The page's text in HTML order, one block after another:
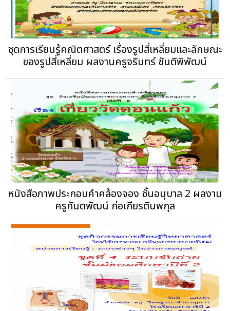
ชุดการเรียนรู้คณิตศาสตร์ เรื่องรูปสี่เหลี่ยมและลักษณะ
ของรูปสี่เหลี่ยม ผลงานครูจรินทร์ ขันติพิพัฒน์
หนังสือภาพประกอบคำคล้องจอง ชั้นอนุบาล 2 ผลงาน
ครูกันตพัฒน์ ก่อเกียรตินพกุล